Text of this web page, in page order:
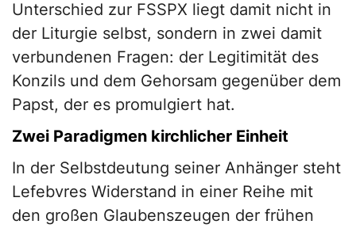
Unterschied zur FSSPX liegt damit nicht in
der Liturgie selbst, sondern in zwei damit
verbundenen Fragen: der Legitimität des
Konzils und dem Gehorsam gegenüber dem
Papst, der es promulgiert hat.
Zwei Paradigmen kirchlicher Einheit
In der Selbstdeutung seiner Anhänger steht
Lefebvres Widerstand in einer Reihe mit
den großen Glaubenszeugen der frühen